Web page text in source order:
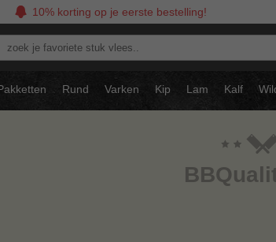
10% korting op je eerste bestelling!
Rund Varken Kip Lam Kalf